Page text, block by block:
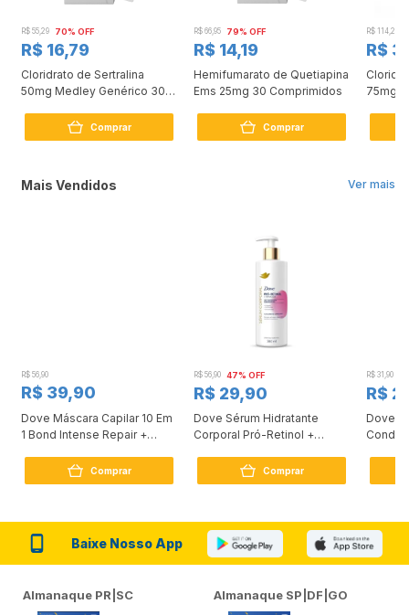
R$ 55,29 70% OFF
R$ 16,79
Cloridrato de Sertralina
50mg Medley Genérico 30
Comprar
R$ 66,95 79% OFF
R$ 14,19
Hemifumarato de Quetiapina
Ems 25mg 30 Comprimidos
Comprar
R$ 114,24
R$
75mg
Ver mais
Mais Vendidos
R$ 56,90
R$ 39,90
Dove Máscara Capilar 10 Em
1 Bond Intense Repair +
Comprar
R$ 56,90 47% OFF
R$ 29,90
Dove Sérum Hidratante
Corporal Pró-Retinol +
Comprar
R$ 31,90
R$
Dove
Baixe Nosso App
Almanaque PR|SC Almanaque SP|DF|GO